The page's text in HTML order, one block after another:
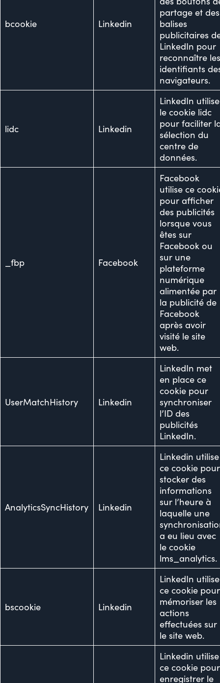
bcookie Linkedin
partage et des
balises
publicitaires
LinkedIn pour
reconnaître
identifiants
navigateurs.
lidc Linkedin
LinkedIn utilise
le cookie lidc
pour faciliter
sélection du
centre de
données.
_fbp Facebook
Facebook
utilise ce
pour afficher
des publicités
lorsque vous
êtes sur
Facebook ou
sur une
plateforme
numérique
alimentée par
la publicité de
Facebook
après avoir
visité le site
web.
UserMatchHistory Linkedin
LinkedIn met
en place ce
cookie pour
synchroniser
l’ID des
publicités
LinkedIn.
AnalyticsSyncHistory Linkedin
Linkedin utilise
ce cookie pour
stocker des
informations
sur l’heure à
laquelle une
a eu lieu avec
le cookie
lms_analytics.
bscookie Linkedin
LinkedIn utilise
ce cookie pour
mémoriser les
actions
effectuées sur
le site web.
Linkedin utilise
ce cookie pour
enregistrer le